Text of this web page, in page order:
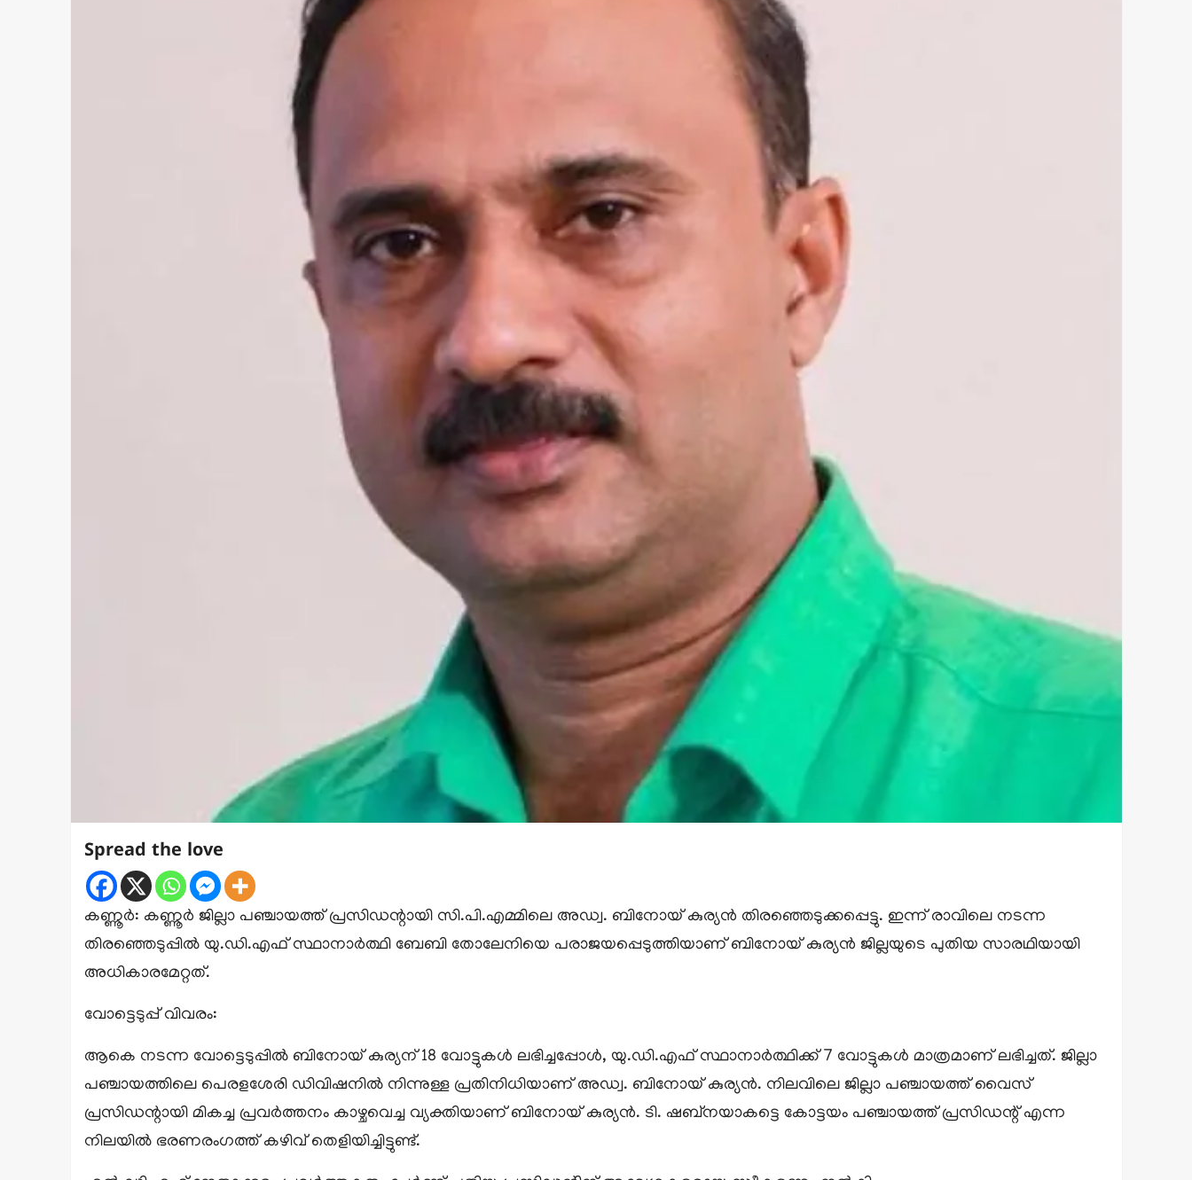
Spread the love
കണ്ണൂർ: കണ്ണൂർ ജില്ലാ പഞ്ചായത്ത് പ്രസിഡന്റായി സി.പി.എമ്മിലെ അഡ്വ. ബിനോയ് കുര്യൻ തിരഞ്ഞെടുക്കപ്പെട്ടു. ഇന്ന് രാവിലെ നടന്ന
തിരഞ്ഞെടുപ്പിൽ യു.ഡി.എഫ് സ്ഥാനാർത്ഥി ബേബി തോലേനിയെ പരാജയപ്പെടുത്തിയാണ് ബിനോയ് കുര്യൻ ജില്ലയുടെ പുതിയ സാരഥിയായി
അധികാരമേറ്റത്.
വോട്ടെടുപ്പ് വിവരം:
ആകെ നടന്ന വോട്ടെടുപ്പിൽ ബിനോയ് കുര്യന് 18 വോട്ടുകൾ ലഭിച്ചപ്പോൾ, യു.ഡി.എഫ് സ്ഥാനാർത്ഥിക്ക് 7 വോട്ടുകൾ മാത്രമാണ് ലഭിച്ചത്. ജില്ലാ
പഞ്ചായത്തിലെ പെരളശേരി ഡിവിഷനിൽ നിന്നുള്ള പ്രതിനിധിയാണ് അഡ്വ. ബിനോയ് കുര്യൻ. നിലവിലെ ജില്ലാ പഞ്ചായത്ത് വൈസ്
പ്രസിഡന്റായി മികച്ച പ്രവർത്തനം കാഴ്ചവെച്ച വ്യക്തിയാണ് ബിനോയ് കുര്യൻ. ടി. ഷബ്നയാകട്ടെ കോട്ടയം പഞ്ചായത്ത് പ്രസിഡന്റ് എന്ന
നിലയിൽ ഭരണരംഗത്ത് കഴിവ് തെളിയിച്ചിട്ടുണ്ട്.